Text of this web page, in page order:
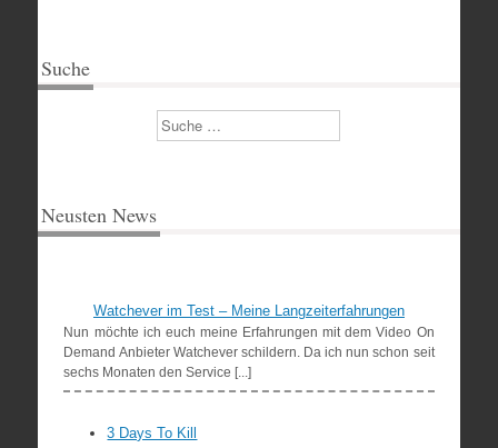
Suche
Suchen
Neusten News
Watchever im Test – Meine Langzeiterfahrungen
Nun möchte ich euch meine Erfahrungen mit dem Video On
Demand Anbieter Watchever schildern. Da ich nun schon seit
sechs Monaten den Service [...]
3 Days To Kill